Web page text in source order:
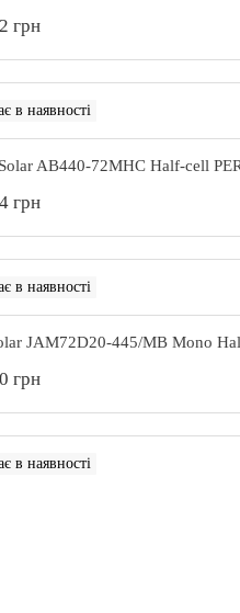
грн
в наявності
AB440-72MHC Half-cell
грн
в наявності
JAM72D20-445/MB Mono
грн
в наявності